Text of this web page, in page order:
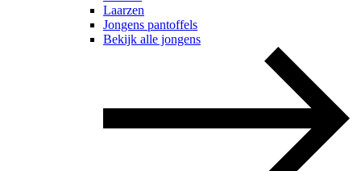
Laarzen
Jongens pantoffels
Bekijk alle jongens